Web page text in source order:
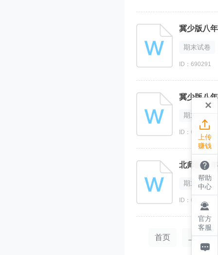
冀少版八
期末试卷
ID：690291
冀少版八
期末试卷
ID：690289
北师版八
期末试卷
ID：690286
首页 上一页
×

上传
赚钱

帮助
中心

官方
客服
